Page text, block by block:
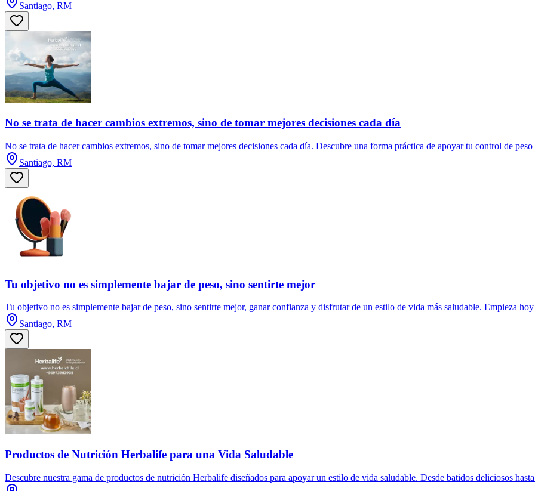
Santiago, RM
No se trata de hacer cambios extremos, sino de tomar mejores decisiones cada día
No se trata de hacer cambios extremos, sino de tomar mejores decisiones cada día. Descubre una forma práctica de apoyar tu control de
Santiago, RM
Tu objetivo no es simplemente bajar de peso, sino sentirte mejor
Tu objetivo no es simplemente bajar de peso, sino sentirte mejor, ganar confianza y disfrutar de un estilo de vida más saludable. Empieza
Santiago, RM
Productos de Nutrición Herbalife para una Vida Saludable
Descubre nuestra gama de productos de nutrición Herbalife diseñados para apoyar un estilo de vida saludable. Desde batidos deliciosos